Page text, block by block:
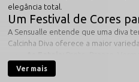
elegância total.
Um Festival de Cores
A Sensualle entende que uma diva
Calcinha Diva oferece a maior
As Elétricas (Neon):
para realçar o bronzeado e trazer
Ver mais